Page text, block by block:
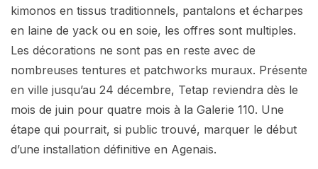
kimonos en tissus traditionnels, pantalons et écharpes
en laine de yack ou en soie, les offres sont multiples.
Les décorations ne sont pas en reste avec de
nombreuses tentures et patchworks muraux. Présente
en ville jusqu’au 24 décembre, Tetap reviendra dès le
mois de juin pour quatre mois à la Galerie 110. Une
étape qui pourrait, si public trouvé, marquer le début
d’une installation définitive en Agenais.